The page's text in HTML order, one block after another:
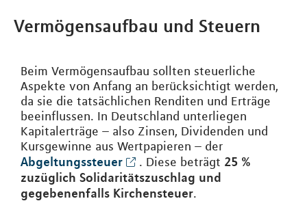
Vermögensaufbau und Steuern
Beim Vermögensaufbau sollten steuerliche
Aspekte von Anfang an berücksichtigt werden,
da sie die tatsächlichen Renditen und Erträge
beeinflussen. In Deutschland unterliegen
Kapitalerträge – also Zinsen, Dividenden und
Kursgewinne aus Wertpapieren – der
Abgeltungssteuer
. Diese beträgt 25 %
zuzüglich Solidaritätszuschlag und
gegebenenfalls Kirchensteuer.